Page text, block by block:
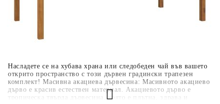
Насладете се на хубава храна или следобеден чай във вашето
открито пространство с този дървен градински трапезен
комплект! Масивна акациева дървесина: Масивното акациево
дърво е красив естествен материал. Акациевото дърво е
тропическа твърда дървесина, която е плътна, здрава и
Плащане на 6 вноски. Стойността на поръчката се
разпределя в 6 равни месечни вноски с оскъпяване. За
покупки на стойност до 2000 лв. / €1022.61